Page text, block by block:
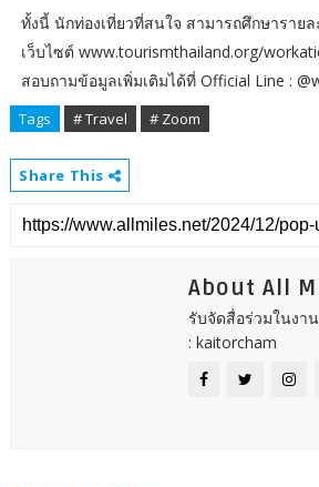
ทั้งนี้ นักท่องเที่ยวที่สนใจ สามารถศึกษารายล
เว็บไซต์ www.tourismthailand.org/
สอบถามข้อมูลเพิ่มเติมได้ที่ Official Line :
Tags # Travel # Zoom
Share This
About All
รับจัดสื่อร่วมในงา
: kaitorcham